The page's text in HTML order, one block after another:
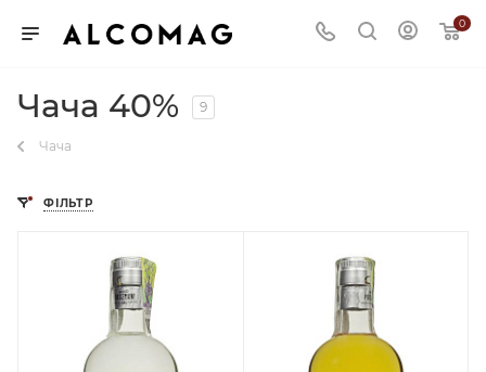
0
Чача 40% 9
Чача
ФІЛЬТР